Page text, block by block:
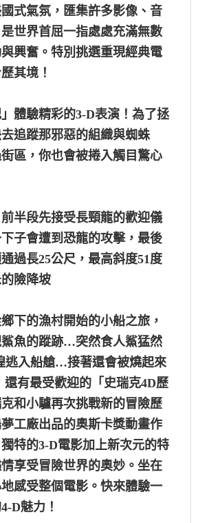
式氣氛，匯集許多影像、音
世界首屈一指處處充滿無數
興奮。特別挑選重現經典電
其境！
」體驗精彩的3-D表演！為了拯
追蹤那邪惡的組織與蜘蛛
區，你也會被捲入觸目驚心
前半段先接受長頸龍的歡迎儀
子會遭到恐龍的攻擊，最後
過長25公尺，最高斜度51度
險降坡
鄉下的漁村開始的小船之旅，
魚的蹤跡…突然食人鯊猛然
逃入船艙…接著還會被燒起來
還有最受歡迎的「史瑞克4D歷
和小驢再次挑戰新的冒險歷
工廠出品的奧斯卡獎動畫作
特的3-D電影加上新次元的特
享受冒險世界的奧妙。坐在
感受整個電影。快來體驗一
D魅力！